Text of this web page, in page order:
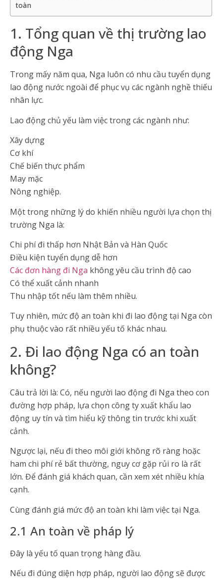
toàn
1. Tổng quan về thị trường lao
động Nga
Trong mấy năm qua, Nga luôn có nhu cầu tuyển dụng
lao động nước ngoài để phục vụ các ngành nghề thiếu
nhân lực.
Lao động chủ yếu làm việc trong các ngành như:
Xây dựng
Cơ khí
Chế biến thực phẩm
May mặc
Nông nghiệp.
Một trong những lý do khiến nhiều người lựa chọn thị
trường Nga là:
Chi phí đi thấp hơn Nhật Bản và Hàn Quốc
Điều kiện tuyển dụng dễ hơn
Các đơn hàng đi Nga không yêu cầu trình độ cao
Có thể xuất cảnh nhanh
Thu nhập tốt nếu làm thêm nhiều.
Tuy nhiên, mức độ an toàn khi đi lao động tại Nga còn
phụ thuộc vào rất nhiều yếu tố khác nhau.
2. Đi lao động Nga có an toàn
không?
Câu trả lời là: Có, nếu người lao động đi Nga theo con
đường hợp pháp, lựa chọn công ty xuất khẩu lao
động uy tín và tìm hiểu kỹ thông tin trước khi xuất
cảnh.
Ngược lại, nếu đi theo môi giới không rõ ràng hoặc
ham chi phí rẻ bất thường, nguy cơ gặp rủi ro là rất
lớn. Để đánh giá khách quan, cần xem xét nhiều khía
cạnh.
Cùng đánh giá mức độ an toàn khi làm việc tại Nga.
2.1 An toàn về pháp lý
Đây là yếu tố quan trọng hàng đầu.
Nếu đi đúng diện hợp pháp, người lao động sẽ được